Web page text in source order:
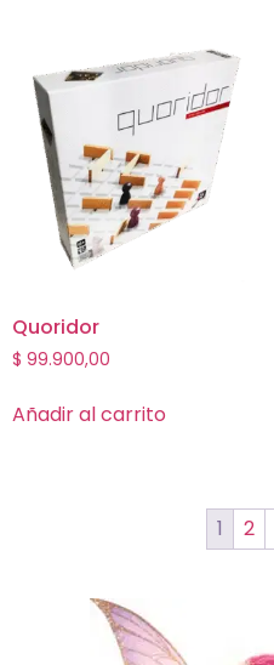
Quoridor
$ 99.900,00
Añadir al carrito
1 2